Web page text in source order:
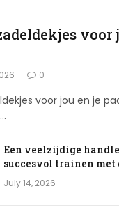
voor
0
voor jou en je
Een veelzijdige
succesvol trainen
July 14, 2026